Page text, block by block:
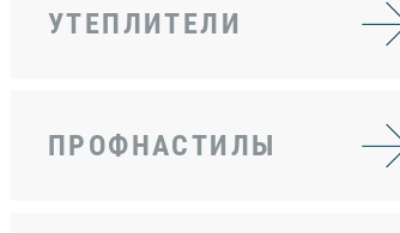
УТЕПЛИТЕЛИ
ПРОФНАСТИЛЫ